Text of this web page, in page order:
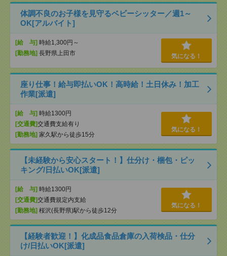
体調不良のお子様を見守るベビーシッター／週1～
OK[アルバイト]
[給 与] 時給1,300円～
[勤務地] 長野県上田市 気になる！
座り仕事！給与即払いOK！高時給！土日休み！加工
作業[派遣]
[給 与] 時給1300円
[交通費]交通費支給有り
[勤務地] 家久駅から徒歩15分
気になる！
【未経験から安心スタート！】仕分け・梱包・ピッ
キング/日払いOK[派遣]
[給 与] 時給1300円
[交通費]交通費規定内支給
[勤務地] 桜沢(長野県)駅から徒歩12分
気になる！
【経験者歓迎！】化成品食品倉庫の入荷検品・仕分
け/日払いOK[派遣]